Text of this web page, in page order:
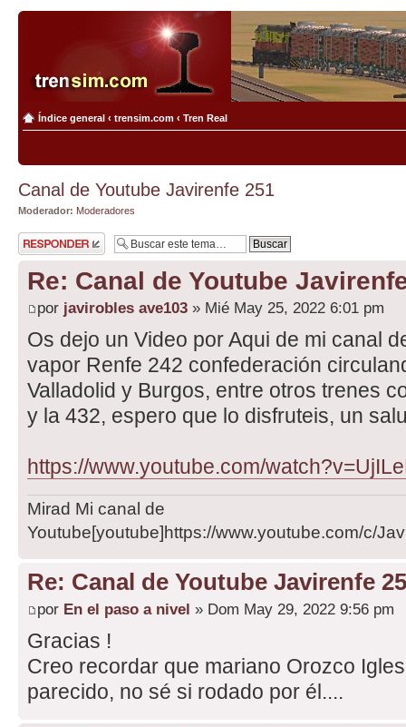
Índice general ‹ trensim.com ‹ Tren Real
Canal de Youtube Javirenfe 251
Moderador: Moderadores
Publicar una
respuesta
Re: Canal de Youtube
por javirobles ave103 » Mié May 25, 2022 6:01 pm
Os dejo un Video por Aqui de mi canal
vapor Renfe 242 confederación
Valladolid y Burgos, entre otros trenes
y la 432, espero que lo disfruteis, un
https://www.youtube.com/
Mirad Mi canal de
Youtube[youtube]https://www.youtube.com/c/
Re: Canal de Youtube Javirenfe
por En el paso a nivel » Dom May 29, 2022 9:56 pm
Gracias !
Creo recordar que mariano Orozco
parecido, no sé si rodado por él....